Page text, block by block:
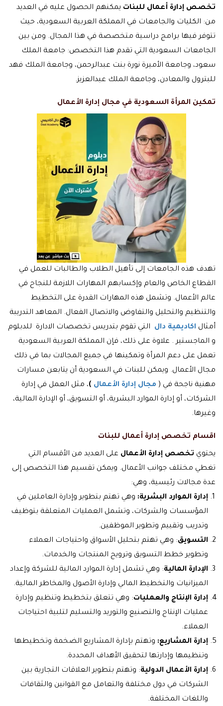
تخصص إدارة أعمال للبنات يمكنهم الحصول عليه في العديد
من: الكليات والجامعات في المملكة العربية السعودية، حيث
تتوفر فيها برامج دراسية متخصصة في هذا المجال. ومن بين
الجامعات السعودية التي تقدم هذا التخصص: جامعة الملك
سعود، وجامعة الأميرة نورة بنت عبدالرحمن، وجامعة الملك فهد
للبترول والمعادن، وجامعة الملك عبدالعزيز.
تمكين المرأة السعودية في مجال إدارة الأعمال
تهدف هذه الجامعات إلى تأهيل الطلاب والطالبات للعمل في
القطاع الخاص والعام وإكسابهم المهارات اللازمة للنجاح في
عالم الأعمال. وتشمل هذه المهارات القدرة على التخطيط
والتنظيم والتحليل والتفاوض والاتصال الفعال. المعاهد التدريبة
أمثال اكاديمية دال التي تقوم بتدريس تخصصات الادارة للدبلوم
و الماجستير . علاوة على ذلك، فإن المملكة العربية السعودية
تعمل على دعم المرأة وتمكينها في جميع المجالات بما في ذلك
مجال الأعمال. ويمكن للبنات في السعودية أن يتابعن مسارات
مهنية ناجحة في ( مجال إدارة الأعمال )، مثل العمل في إدارة
الشركات، أو إدارة الموارد البشرية، أو التسويق، أو الإدارة المالية،
وغيرها.
اقسام تخصص إدارة أعمال للبنات
يحتوي تخصص إدارة الأعمال على العديد من الأقسام التي
تغطي مختلف جوانب الأعمال. ويمكن تقسيم هذا التخصص إلى
عدة مجالات رئيسية، وهي:
إدارة الموارد البشرية: وهي تهتم بتطوير وإدارة العاملين في
المؤسسات والشركات، وتشمل العمليات المتعلقة بتوظيف
وتدريب وتقييم وتطوير الموظفين.
التسويق: وهي تهتم بتحليل الأسواق واحتياجات العملاء
وتطوير خطط التسويق وترويج المنتجات والخدمات.
الإدارة المالية: وهي تشمل إدارة الموارد المالية للشركة وإعداد
الميزانيات والتخطيط المالي وإدارة الأصول والمخاطر المالية.
إدارة الإنتاج والعمليات: وهي تتعلق بتخطيط وتنظيم وإدارة
عمليات الإنتاج والتصنيع والتوريد والتسليم لتلبية احتياجات
العملاء.
إدارة المشاريع: وتهتم بإدارة المشاريع الضخمة وتخطيطها
وتنظيمها وإدارتها لتحقيق الأهداف المحددة.
إدارة الأعمال الدولية: وتهتم بتطوير العلاقات التجارية بين
الشركات في دول مختلفة والتعامل مع القوانين والثقافات
واللغات المختلفة.